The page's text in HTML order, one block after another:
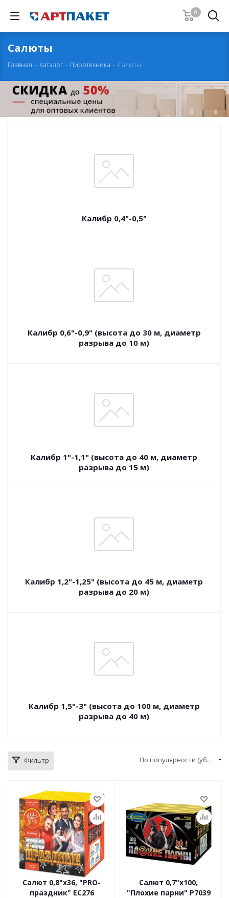
0
Салюты
Главная - Каталог - Пиротехника - Салюты
Калибр 0,4"-0,5"
Калибр 0,6"-0,9" (высота до 30 м, диаметр
разрыва до 10 м)
Калибр 1"-1,1" (высота до 40 м, диаметр
разрыва до 15 м)
Калибр 1,2"-1,25" (высота до 45 м, диаметр
разрыва до 20 м)
Калибр 1,5"-3" (высота до 100 м, диаметр
разрыва до 40 м)
Фильтр По популярности (убывание)
Салют 0,8"х36, "PRO-
праздник" ЕС276
Салют 0,7"х100,
"Плохие парни" Р7039